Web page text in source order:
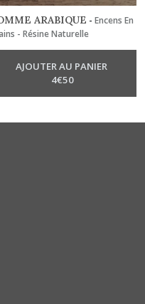
ARABIQUE -Encens En
- Résine Naturelle
AJOUTER AU PANIER
4€50